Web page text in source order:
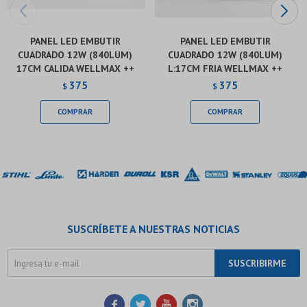
PANEL LED EMBUTIR
CUADRADO 12W (840LUM)
17CM CALIDA WELLMAX ++
$ 375
PANEL LED EMBUTIR
CUADRADO 12W (840LUM)
L:17CM FRIA WELLMAX ++
$ 375
SUSCRÍBETE A NUESTRAS NOTICIAS
SUSCRIBIRME
   